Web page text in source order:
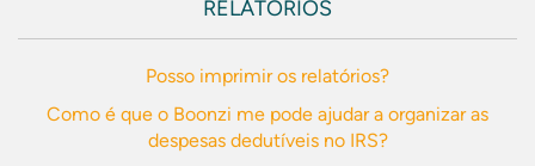
RELATÓRIOS
Posso imprimir os relatórios?
Como é que o Boonzi me pode ajudar a organizar as
despesas dedutíveis no IRS?